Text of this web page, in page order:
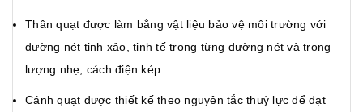
Thân quạt được làm bằng vật liệu bảo vệ môi trường với
đường nét tinh xảo, tinh tế trong từng đường nét và trọng
lượng nhẹ, cách điện kép.
Cánh quạt được thiết kế theo nguyên tắc thuỷ lực để đạt